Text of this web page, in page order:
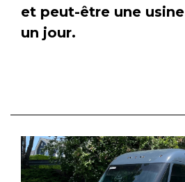
et peut-être une
un jour.